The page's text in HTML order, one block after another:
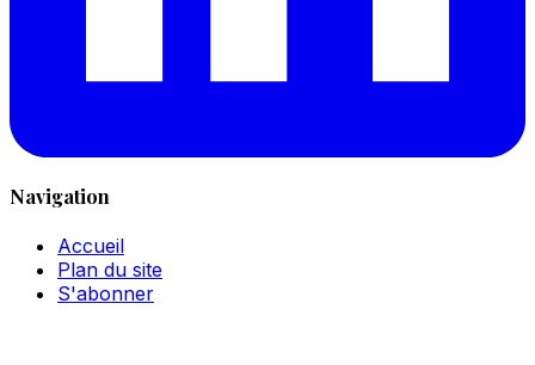
Navigation
Accueil
Plan du site
S'abonner